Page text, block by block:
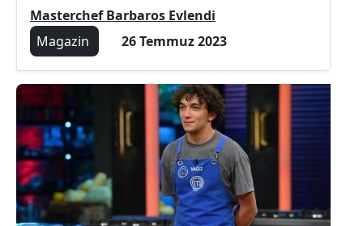
Masterchef Barbaros Evlendi
Magazin
26 Temmuz 2023